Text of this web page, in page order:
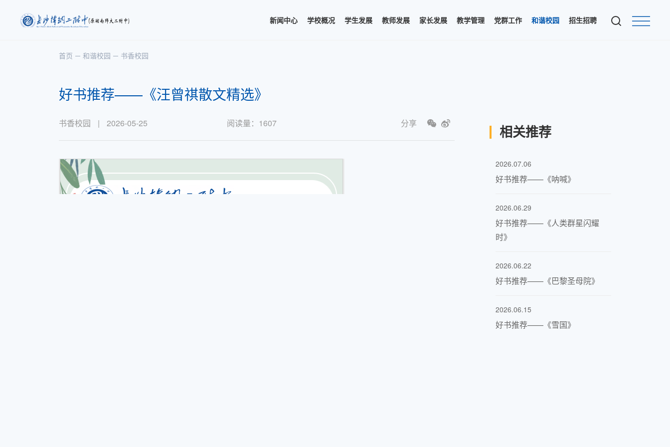
新闻中心 学校概况 学生发展 教师发展 家长发展 教学管理 党群工作 和谐校园 招生招聘
首页 和谐校园 书香校园
好书推荐——《汪曾祺散文精选》
书香校园 | 2026-05-25 阅读量： 1607 分享 相关推荐
2026.07.06
好书推荐——《呐喊》
2026.06.29
好书推荐——《人类群星闪耀
时》
2026.06.22
好书推荐——《巴黎圣母院》
2026.06.15
好书推荐——《雪国》